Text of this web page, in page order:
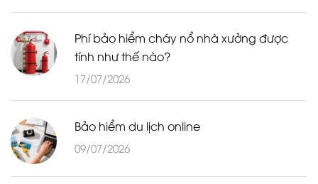
Phí bảo hiểm cháy nổ nhà xưởng được
tính như thế nào?
17/07/2026
Bảo hiểm du lịch online
09/07/2026